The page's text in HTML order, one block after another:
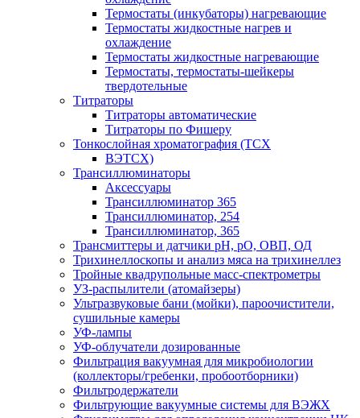
Термостаты (инкубаторы) нагревающие
Термостаты жидкостные нагрев и
охлаждение
Термостаты жидкостные нагревающие
Термостаты, термостаты-шейкеры
твердотельные
Титраторы
Титраторы автоматические
Титраторы по Фишеру
Тонкослойная хроматография (ТСХ
ВЭТСХ)
Трансиллюминаторы
Аксессуары
Трансиллюминатор 365
Трансиллюминатор, 254
Трансиллюминатор, 365
Трансмиттеры и датчики рН, рО, ОВП, ОД
Трихинеллоскопы и анализ мяса на трихинеллез
Тройные квадрупольные масс-спектрометры
УЗ-распылители (атомайзеры)
Ультразвуковые бани (мойки), пароочистители,
сушильные камеры
УФ-лампы
УФ-облучатели дозированные
Фильтрация вакуумная для микробиологии
(коллекторы/гребенки, пробоотборники)
Фильтродержатели
Фильтрующие вакуумные системы для ВЭЖХ